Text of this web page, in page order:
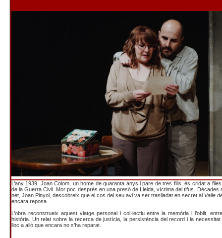
L’any 1939, Joan Colom, un home de quaranta anys i pare de tres fills, és cridat a
de la Guerra Civil. Mor poc després en una presó de Lleida, víctima del tifus. Dècades
net, Joan Pinyol, descobreix que el cos del seu avi va ser traslladat en secret al Valle
encara reposa.
L’obra reconstrueix aquest viatge personal i col·lectiu entre la memòria i l’oblit,
història. Un relat sobre la recerca de justícia, la persistència del record i la
lloc a allò que encara no s’ha reparat.